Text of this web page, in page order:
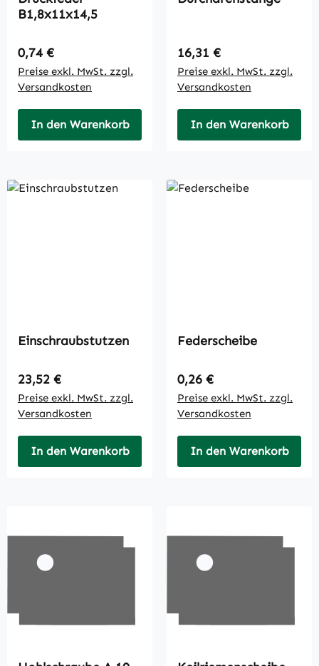
B1,8x11x14,5
Regulärer Preis:
0,74 €
Preise exkl. MwSt. zzgl.
Versandkosten
In den Warenkorb
Regulärer Preis:
16,31 €
Preise exkl. MwSt. zzgl.
Versandkosten
In den Warenkorb
Einschraubstutzen
Regulärer Preis:
23,52 €
Preise exkl. MwSt. zzgl.
Versandkosten
In den Warenkorb
Federscheibe
Regulärer Preis:
0,26 €
Preise exkl. MwSt. zzgl.
Versandkosten
In den Warenkorb